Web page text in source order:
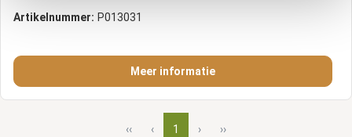
Artikelnummer: P013031
Meer informatie
‹‹ ‹ 1 › ››